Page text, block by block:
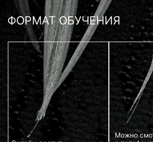
В каждом видео —
подробный разбор
К каждому уроку
прилагается рабочая
тетрадь: схемы, заметки,
пояснения от мастера
Уроки открываются
сразу после оплаты